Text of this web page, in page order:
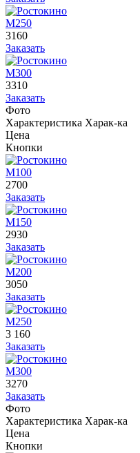
М250
3160
Заказать
М300
3310
Заказать
Фото
Характеристика Харак-ка
Цена
Кнопки
М100
2700
Заказать
М150
2930
Заказать
М200
3050
Заказать
М250
3 160
Заказать
М300
3270
Заказать
Фото
Характеристика Харак-ка
Цена
Кнопки